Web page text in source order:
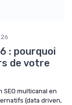
: pourquoi
de votre
multicanal en
(data driven,